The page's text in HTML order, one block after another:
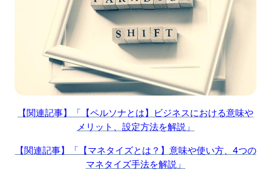
【関連記事】「【ペルソナとは】ビジネスにおける意味や
メリット、設定方法を解説」
【関連記事】「【マネタイズとは？】意味や使い方、4つの
マネタイズ手法を解説」